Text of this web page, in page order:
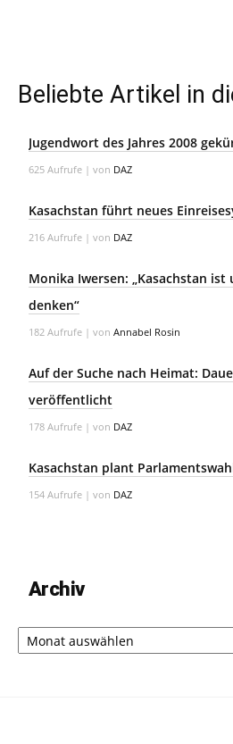
Beliebte Artikel in
Jugendwort des Jahres 2008
625 Aufrufe | von DAZ
Kasachstan führt neues
216 Aufrufe | von DAZ
Monika Iwersen: „Kasachstan ist
denken“
182 Aufrufe | von Annabel Rosin
Auf der Suche nach Heimat:
veröffentlicht
178 Aufrufe | von DAZ
Kasachstan plant
154 Aufrufe | von DAZ
Archiv
Archiv